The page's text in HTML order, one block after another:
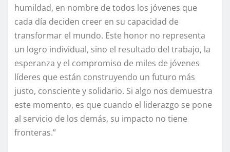
humildad, en nombre de todos los jóvenes que
cada día deciden creer en su capacidad de
transformar el mundo. Este honor no representa
un logro individual, sino el resultado del trabajo, la
esperanza y el compromiso de miles de jóvenes
líderes que están construyendo un futuro más
justo, consciente y solidario. Si algo nos demuestra
este momento, es que cuando el liderazgo se pone
al servicio de los demás, su impacto no tiene
fronteras.”